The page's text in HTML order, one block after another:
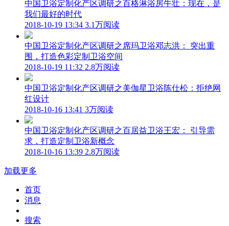
中国卫浴定制化产区调研之百格淋浴房牛壮：现在，是
我们最好的时代
2018-10-19 13:34 3.1万阅读
中国卫浴定制化产区调研之席玛卫浴邓志洪： 突出重
围，打造色彩定制卫浴空间
2018-10-19 11:32 2.8万阅读
中国卫浴定制化产区调研之美伽星卫浴陈仕松：拒绝网
红设计
2018-10-16 13:41 3万阅读
中国卫浴定制化产区调研之百居益卫浴王宏： 引导需
求，打造定制卫浴新概念
2018-10-16 13:39 2.8万阅读
加载更多
首页
消息
搜索